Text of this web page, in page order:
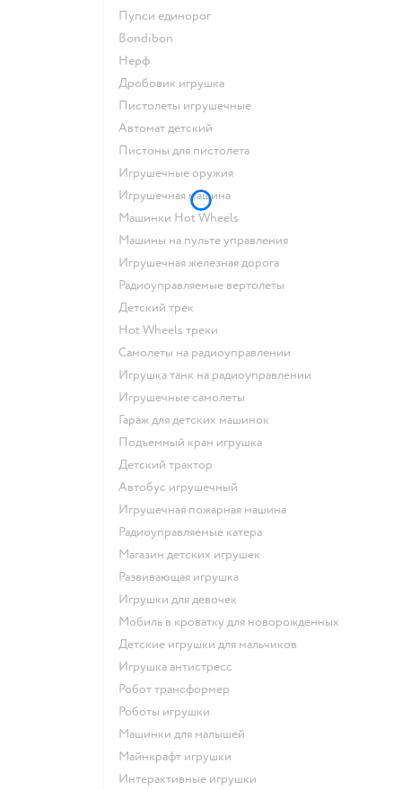
Пупси единорог
Bondibon
Нерф
Дробовик игрушка
Пистолеты игрушечные
Автомат детский
Пистоны для пистолета
Игрушечные оружия
Игрушечная машина
Машинки Hot Wheels
Машины на пульте управления
Игрушечная железная дорога
Радиоуправляемые вертолеты
Детский трек
Hot Wheels треки
Самолеты на радиоуправлении
Игрушка танк на радиоуправлении
Игрушечные самолеты
Гараж для детских машинок
Подъемный кран игрушка
Детский трактор
Автобус игрушечный
Игрушечная пожарная машина
Радиоуправляемые катера
Магазин детских игрушек
Развивающая игрушка
Игрушки для девочек
Мобиль в кроватку для новорожденных
Детские игрушки для мальчиков
Игрушка антистресс
Робот трансформер
Роботы игрушки
Машинки для малышей
Майнкрафт игрушки
Интерактивные игрушки